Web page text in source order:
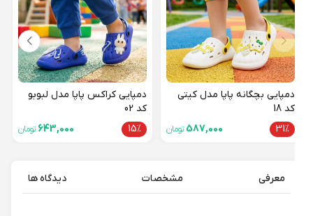
دمپایی بچگانه پاپا مدل کیتی
31%
587,000تومان
دمپایی کراکس پاپا مدل لبوبو
15%
643,000 تومان
معرفی مشخصات دیدگاه ها